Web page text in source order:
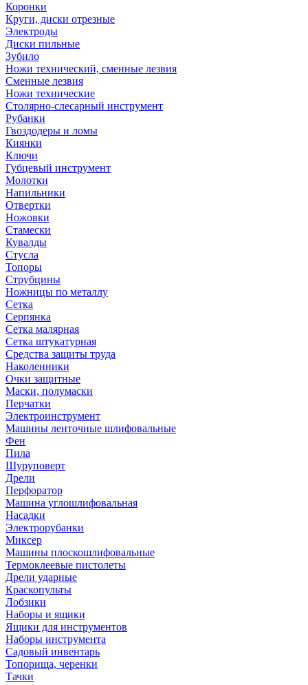
Коронки
Круги, диски отрезные
Электроды
Диски пильные
Зубило
Ножи технический, сменные лезвия
Сменные лезвия
Ножи технические
Столярно-слесарный инструмент
Рубанки
Гвоздодеры и ломы
Киянки
Ключи
Губцевый инструмент
Молотки
Напильники
Отвертки
Ножовки
Стамески
Кувалды
Стусла
Топоры
Струбцины
Ножницы по металлу
Сетка
Серпянка
Сетка малярная
Сетка штукатурная
Средства защиты труда
Наколенники
Очки защитные
Маски, полумаски
Перчатки
Электроинструмент
Машины ленточные шлифовальные
Фен
Пила
Шуруповерт
Дрели
Перфоратор
Машина углошлифовальная
Насадки
Электрорубанки
Миксер
Машины плоскошлифовальные
Термоклеевые пистолеты
Дрели ударные
Краскопульты
Лобзики
Наборы и ящики
Ящики для инструментов
Наборы инструмента
Садовый инвентарь
Топорища, черенки
Тачки